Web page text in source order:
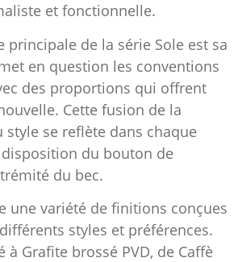
et fonctionnelle.
principale de la série Sole est sa
en question les conventions
des proportions qui offrent
Cette fusion de la
se reflète dans chaque
du bouton de
du bec.
une variété de finitions conçues
styles et préférences.
à Grafite brossé PVD, de Caffè